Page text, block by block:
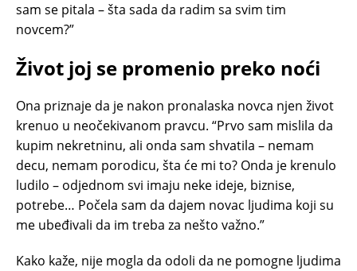
sam se pitala – šta sada da radim sa svim tim
novcem?”
Život joj se promenio preko noći
Ona priznaje da je nakon pronalaska novca njen život
krenuo u neočekivanom pravcu. “Prvo sam mislila da
kupim nekretninu, ali onda sam shvatila – nemam
decu, nemam porodicu, šta će mi to? Onda je krenulo
ludilo – odjednom svi imaju neke ideje, biznise,
potrebe… Počela sam da dajem novac ljudima koji su
me ubeđivali da im treba za nešto važno.”
Kako kaže, nije mogla da odoli da ne pomogne ljudima